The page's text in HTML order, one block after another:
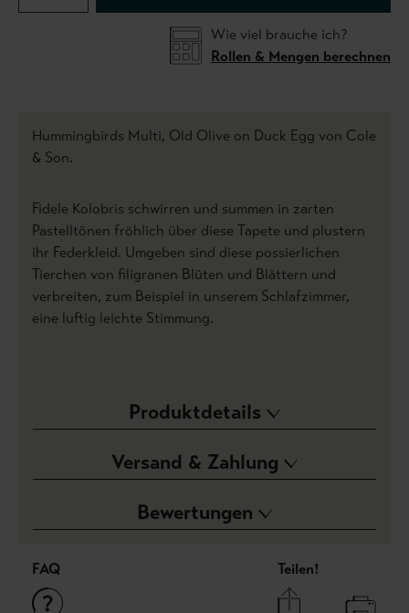
Wie viel brauche ich?
Rollen & Mengen berechnen
Hummingbirds Multi, Old Olive on Duck Egg von Cole
& Son.
Fidele Kolobris schwirren und summen in zarten
Pastelltönen fröhlich über diese Tapete und plustern
ihr Federkleid. Umgeben sind diese possierlichen
Tierchen von filigranen Blüten und Blättern und
verbreiten, zum Beispiel in unserem Schlafzimmer,
eine luftig leichte Stimmung.
Produktdetails
Versand & Zahlung
Bewertungen
FAQ Teilen!